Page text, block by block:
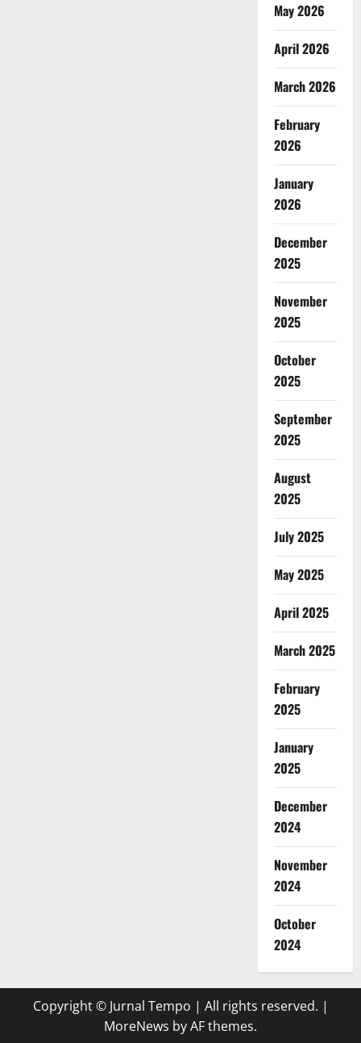
May 2026
April 2026
March 2026
February
2026
January
2026
December
2025
November
2025
October
2025
September
2025
August
2025
July 2025
May 2025
April 2025
March 2025
February
2025
January
2025
December
2024
November
2024
October
2024
Copyright © Jurnal Tempo | All rights reserved. |
MoreNews by AF themes.